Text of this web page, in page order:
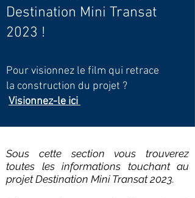
Destination Mini Transat
2023 !
Pourvisionnez le film qui retrace
la construction du projet ?
Visionnez-le ici
Sous cette section vous trouverez
toutes les informations touchant au
projet Destination Mini Transat 2023.